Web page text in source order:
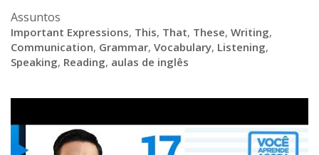
Assuntos
Important Expressions, This, That, These, Writing,
Communication, Grammar, Vocabulary, Listening,
Speaking, Reading, aulas de inglês